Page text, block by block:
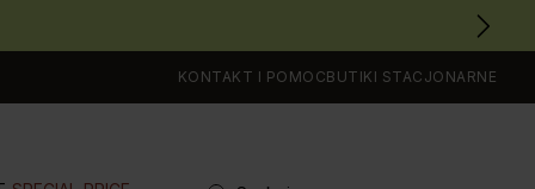
KONTAKT I POMOCBUTIKI STACJONARNE